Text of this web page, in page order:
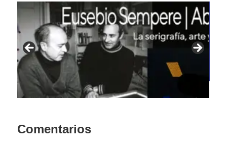
Interacciones
Comentarios